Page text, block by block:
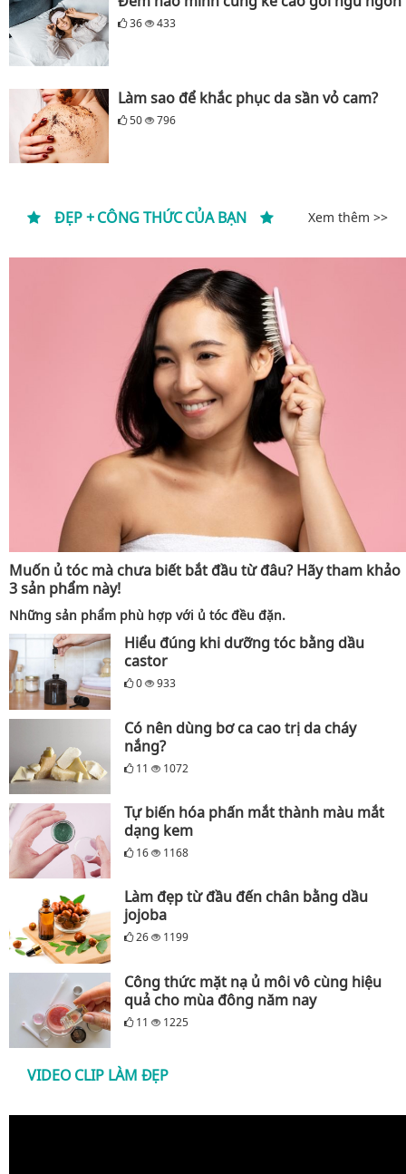
36 433
Làm sao để khắc phục da sần vỏ cam?
50 796
ĐẸP + CÔNG THỨC CỦA BẠN Xem thêm >>
Muốn ủ tóc mà chưa biết bắt đầu từ đâu? Hãy tham khảo
3 sản phẩm này!
Những sản phẩm phù hợp với ủ tóc đều đặn.
Hiểu đúng khi dưỡng tóc bằng dầu
castor
0 933
Có nên dùng bơ ca cao trị da cháy
nắng?
11 1072
Tự biến hóa phấn mắt thành màu mắt
dạng kem
16 1168
Làm đẹp từ đầu đến chân bằng dầu
jojoba
26 1199
Công thức mặt nạ ủ môi vô cùng hiệu
quả cho mùa đông năm nay
11 1225
VIDEO CLIP LÀM ĐẸP